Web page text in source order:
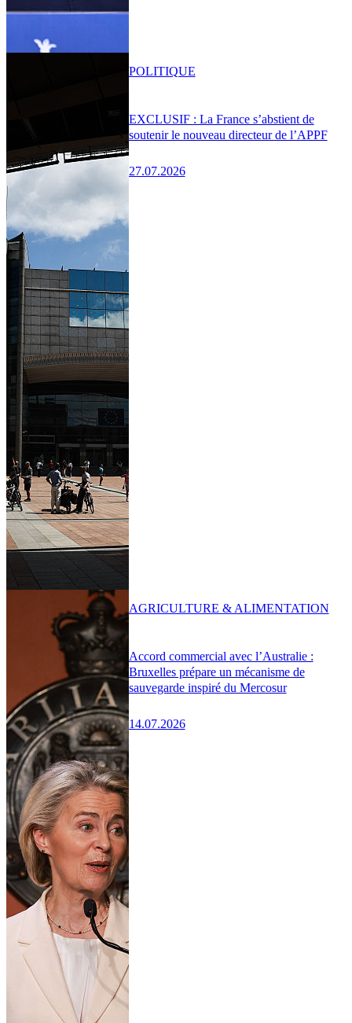
EXCLUSIF : La France s’abstient de
soutenir le nouveau directeur de l’APPF
27.07.2026
POLITIQUE
Accord commercial avec l’Australie :
Bruxelles prépare un mécanisme de
sauvegarde inspiré du Mercosur
14.07.2026
AGRICULTURE & ALIMENTATION